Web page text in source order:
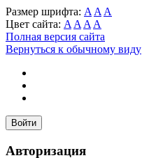
Размер шрифта: A A A
Цвет сайта: A A A A
Полная версия сайта
Вернуться к обычному виду
Войти
Авторизация